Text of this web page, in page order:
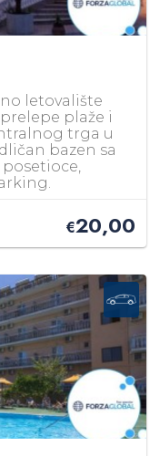
letovalište
plaže i
trga u
bazen sa
€20,00